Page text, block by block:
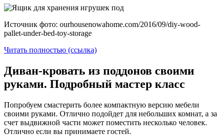
Источник фото: ourhousenowahome.com/2016/09/diy-wood-
pallet-under-bed-toy-storage
Читать полностью (ссылка)
Диван-кровать из поддонов своими
руками. Подробный мастер класс
Попробуем смастерить более компактную версию мебели
своими руками. Отлично подойдет для небольших комнат, а за
счет выдвижной части может поместить несколько человек.
Отлично если вы принимаете гостей.